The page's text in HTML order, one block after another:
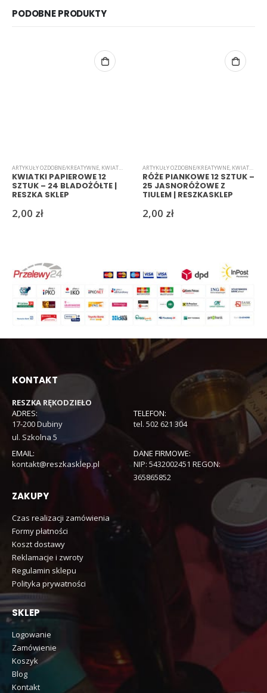
PODOBNE PRODUKTY
ARTYKUŁY OZDOBNE/KREATYWNE, KWIATKI PAPIEROWE
KWIATKI PAPIEROWE 12
SZTUK – 24 BLADOŻÓŁTE |
RESZKA SKLEP
2,00 zł
ARTYKUŁY OZDOBNE/KREATYWNE, KWIATKI
RÓŻE PIANKOWE 12 SZTUK –
25 JASNORÓŻOWE Z
TIULEM | RESZKASKLEP
2,00 zł
KONTAKT
RESZKA RĘKODZIEŁO
ADRES:
17-200 Dubiny
ul. Szkolna 5
TELEFON:
tel. 502 621 304
EMAIL:
kontakt@reszkasklep.pl
DANE FIRMOWE:
NIP: 5432002451 REGON:
365865852
ZAKUPY
Czas realizacji zamówienia
Formy płatności
Koszt dostawy
Reklamacje i zwroty
Regulamin sklepu
Polityka prywatności
SKLEP
Logowanie
Zamówienie
Koszyk
Blog
Kontakt